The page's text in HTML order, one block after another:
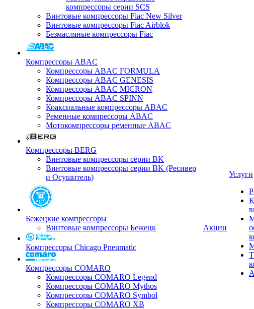
компрессоры серии SCS
Винтовые компрессоры Fiac New Silver
Винтовые компрессоры Fiac Airblok
Безмасляные компрессоры Fiac
Компрессоры ABAC
Компрессоры ABAC FORMULA
Компрессоры ABAC GENESIS
Компрессоры ABAC MICRON
Компрессоры ABAC SPINN
Коаксиальные компрессоры ABAC
Ременные компрессоры ABAC
Мотокомпрессоры ременные ABAC
Компрессоры BERG
Винтовые компрессоры серии BK
Винтовые компрессоры серии BK (Ресивер
и Осушитель)
Бежецкие компрессоры
Винтовые компрессоры Бежецк
Компрессоры Chicago Pneumatic
Компрессоры COMARO
Компрессоры COMARO Legend
Компрессоры COMARO Mythos
Компрессоры COMARO Symbol
Компрессоры COMARO XB
Акции
Услуги